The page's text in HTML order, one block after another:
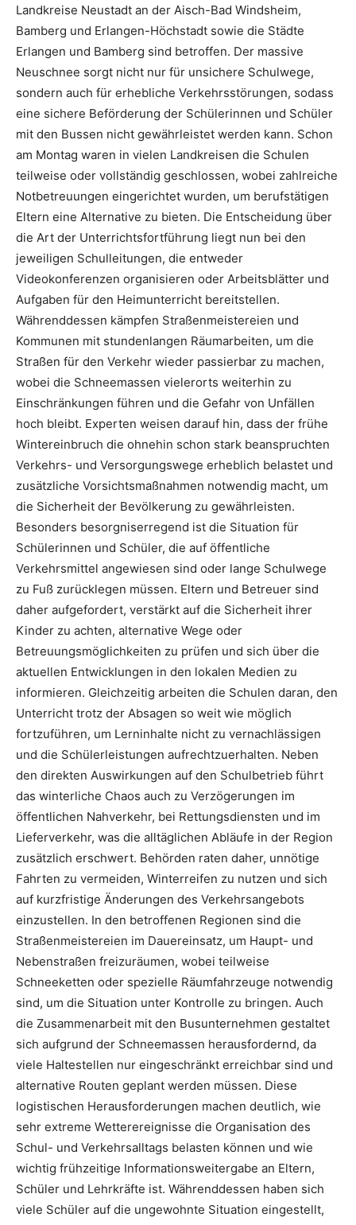
Landkreise Neustadt an der Aisch-Bad Windsheim,
Bamberg und Erlangen-Höchstadt sowie die Städte
Erlangen und Bamberg sind betroffen. Der massive
Neuschnee sorgt nicht nur für unsichere Schulwege,
sondern auch für erhebliche Verkehrsstörungen, sodass
eine sichere Beförderung der Schülerinnen und Schüler
mit den Bussen nicht gewährleistet werden kann. Schon
am Montag waren in vielen Landkreisen die Schulen
teilweise oder vollständig geschlossen, wobei zahlreiche
Notbetreuungen eingerichtet wurden, um berufstätigen
Eltern eine Alternative zu bieten. Die Entscheidung über
die Art der Unterrichtsfortführung liegt nun bei den
jeweiligen Schulleitungen, die entweder
Videokonferenzen organisieren oder Arbeitsblätter und
Aufgaben für den Heimunterricht bereitstellen.
Währenddessen kämpfen Straßenmeistereien und
Kommunen mit stundenlangen Räumarbeiten, um die
Straßen für den Verkehr wieder passierbar zu machen,
wobei die Schneemassen vielerorts weiterhin zu
Einschränkungen führen und die Gefahr von Unfällen
hoch bleibt. Experten weisen darauf hin, dass der frühe
Wintereinbruch die ohnehin schon stark beanspruchten
Verkehrs- und Versorgungswege erheblich belastet und
zusätzliche Vorsichtsmaßnahmen notwendig macht, um
die Sicherheit der Bevölkerung zu gewährleisten.
Besonders besorgniserregend ist die Situation für
Schülerinnen und Schüler, die auf öffentliche
Verkehrsmittel angewiesen sind oder lange Schulwege
zu Fuß zurücklegen müssen. Eltern und Betreuer sind
daher aufgefordert, verstärkt auf die Sicherheit ihrer
Kinder zu achten, alternative Wege oder
Betreuungsmöglichkeiten zu prüfen und sich über die
aktuellen Entwicklungen in den lokalen Medien zu
informieren. Gleichzeitig arbeiten die Schulen daran, den
Unterricht trotz der Absagen so weit wie möglich
fortzuführen, um Lerninhalte nicht zu vernachlässigen
und die Schülerleistungen aufrechtzuerhalten. Neben
den direkten Auswirkungen auf den Schulbetrieb führt
das winterliche Chaos auch zu Verzögerungen im
öffentlichen Nahverkehr, bei Rettungsdiensten und im
Lieferverkehr, was die alltäglichen Abläufe in der Region
zusätzlich erschwert. Behörden raten daher, unnötige
Fahrten zu vermeiden, Winterreifen zu nutzen und sich
auf kurzfristige Änderungen des Verkehrsangebots
einzustellen. In den betroffenen Regionen sind die
Straßenmeistereien im Dauereinsatz, um Haupt- und
Nebenstraßen freizuräumen, wobei teilweise
Schneeketten oder spezielle Räumfahrzeuge notwendig
sind, um die Situation unter Kontrolle zu bringen. Auch
die Zusammenarbeit mit den Busunternehmen gestaltet
sich aufgrund der Schneemassen herausfordernd, da
viele Haltestellen nur eingeschränkt erreichbar sind und
alternative Routen geplant werden müssen. Diese
logistischen Herausforderungen machen deutlich, wie
sehr extreme Wetterereignisse die Organisation des
Schul- und Verkehrsalltags belasten können und wie
wichtig frühzeitige Informationsweitergabe an Eltern,
Schüler und Lehrkräfte ist. Währenddessen haben sich
viele Schüler auf die ungewohnte Situation eingestellt,